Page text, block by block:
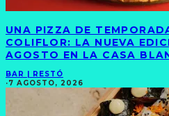
UNA PIZZA DE
COLIFLOR: LA NUEVA
AGOSTO EN LA CASA
BAR | RESTÓ
·7 AGOSTO, 2026